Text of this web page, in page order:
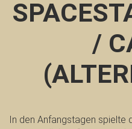
/
In den Anfangstagen spielte